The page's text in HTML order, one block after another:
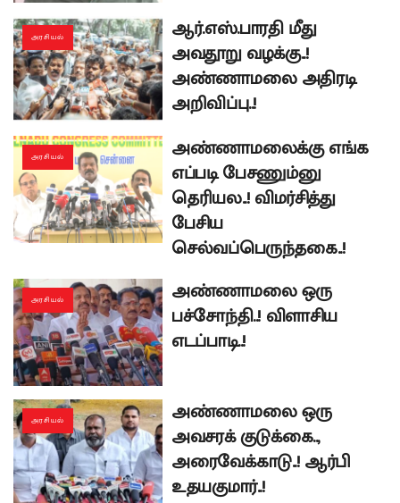
அரசியல்
ஆர்.எஸ்.பாரதி மீது
அவதூறு வழக்கு..!
அண்ணாமலை அதிரடி
அறிவிப்பு..!
அரசியல்
அண்ணாமலைக்கு எங்க
எப்படி பேசணும்னு
தெரியல..! விமர்சித்து
பேசிய
செல்வப்பெருந்தகை..!
அரசியல்
அண்ணாமலை ஒரு
பச்சோந்தி..! விளாசிய
எடப்பாடி..!
அரசியல்
அண்ணாமலை ஒரு
அவசரக் குடுக்கை..,
அரைவேக்காடு..! ஆர்பி
உதயகுமார்..!